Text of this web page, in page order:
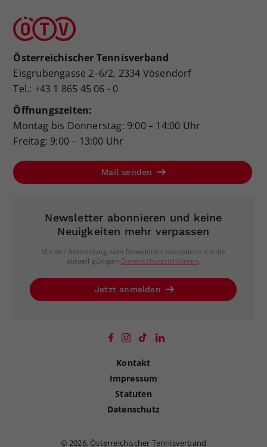
Österreichischer Tennisverband
Eisgrubengasse 2–6/2, 2334 Vösendorf
Tel.: +43 1 865 45 06 - 0
Öffnungszeiten:
Montag bis Donnerstag: 9:00 – 14:00 Uhr
Freitag: 9:00 – 13:00 Uhr
Mail senden
Newsletter abonnieren und keine
Neuigkeiten mehr verpassen
Mit der Anmeldung zum Newsletter akzeptiere ich die
aktuell gültigen Datenschutzrichtlinien.
Jetzt anmelden
Kontakt
Impressum
Statuten
Datenschutz
©2026, Österreichischer Tennisverband